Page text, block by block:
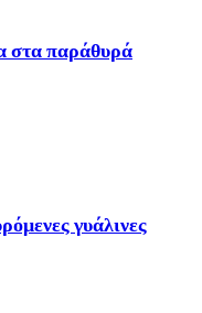
στα παράθυρά
γυάλινες